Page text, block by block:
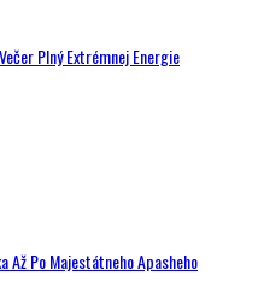
Plný Extrémnej Energie
Až Po Majestátneho Apasheho